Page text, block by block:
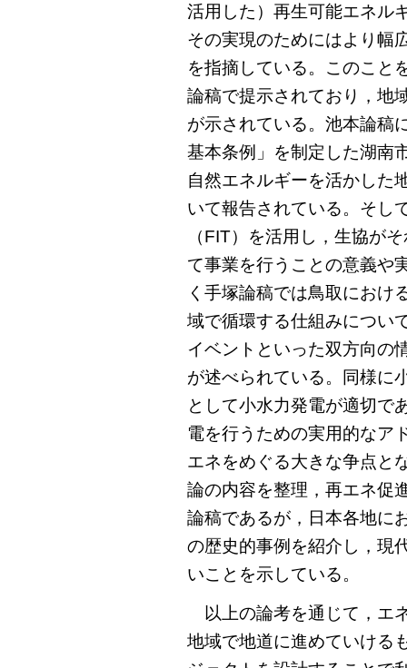
活用した）再生可能エネル
その実現のためにはより幅
を指摘している。このこと
論稿で提示されており，地
が示されている。池本論稿
基本条例」を制定した湖南
自然エネルギーを活かした
いて報告されている。そし
（FIT）を活用し，生協が
て事業を行うことの意義や
く手塚論稿では鳥取におけ
域で循環する仕組みについ
イベントといった双方向の
が述べられている。同様に
として小水力発電が適切で
電を行うための実用的なア
エネをめぐる大きな争点と
論の内容を整理，再エネ促
論稿であるが，日本各地に
の歴史的事例を紹介し，現
いことを示している。
以上の論考を通じて，エ
地域で地道に進めていける